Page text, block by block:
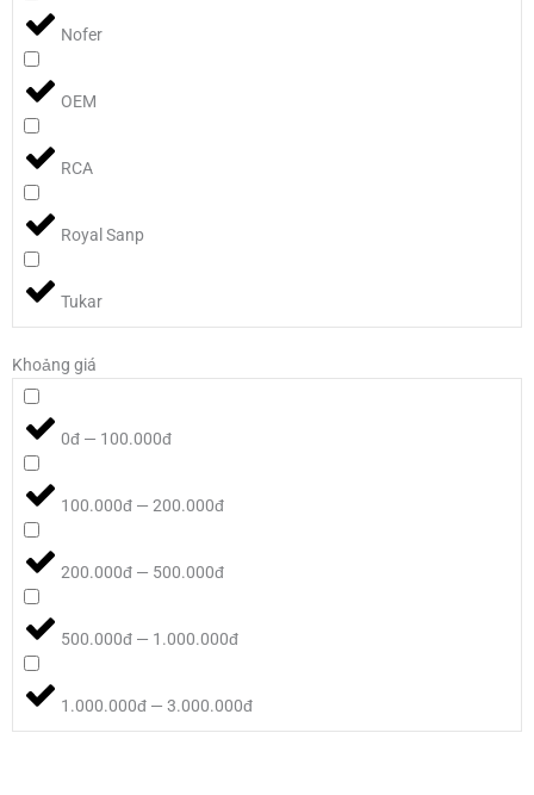
Nofer
OEM
RCA
Royal Sanp
Tukar
Khoảng giá
0đ — 100.000đ
100.000đ — 200.000đ
200.000đ — 500.000đ
500.000đ — 1.000.000đ
1.000.000đ — 3.000.000đ